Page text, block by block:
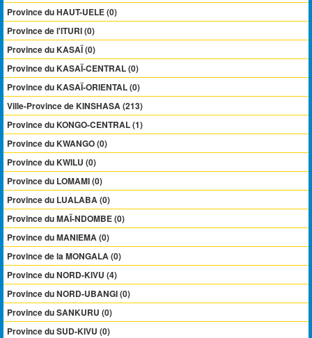
Province du HAUT-UELE (0)
Province de l'ITURI (0)
Province du KASAÏ (0)
Province du KASAÏ-CENTRAL (0)
Province du KASAÏ-ORIENTAL (0)
Ville-Province de KINSHASA (213)
Province du KONGO-CENTRAL (1)
Province du KWANGO (0)
Province du KWILU (0)
Province du LOMAMI (0)
Province du LUALABA (0)
Province du MAÏ-NDOMBE (0)
Province du MANIEMA (0)
Province de la MONGALA (0)
Province du NORD-KIVU (4)
Province du NORD-UBANGI (0)
Province du SANKURU (0)
Province du SUD-KIVU (0)